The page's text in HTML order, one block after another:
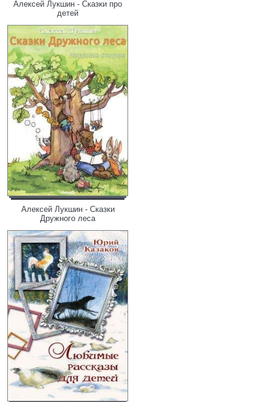
Алексей Лукшин - Сказки про
детей
Алексей Лукшин - Сказки
Дружного леса